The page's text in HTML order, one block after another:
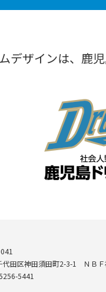
デザインは、鹿
代田区神田須田町2-3-1 ＮＢ
5441